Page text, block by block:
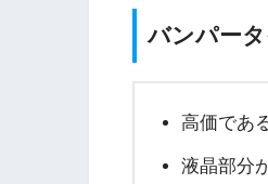
バンパー
高価であ
液晶部分